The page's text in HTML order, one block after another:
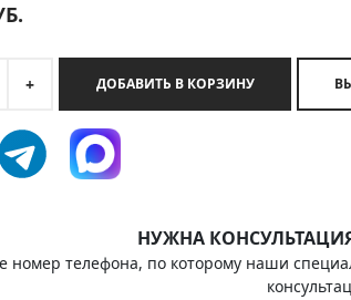
+ ДОБАВИТЬ В КОРЗИНУ
НУЖНА
номер телефона, по которому наши